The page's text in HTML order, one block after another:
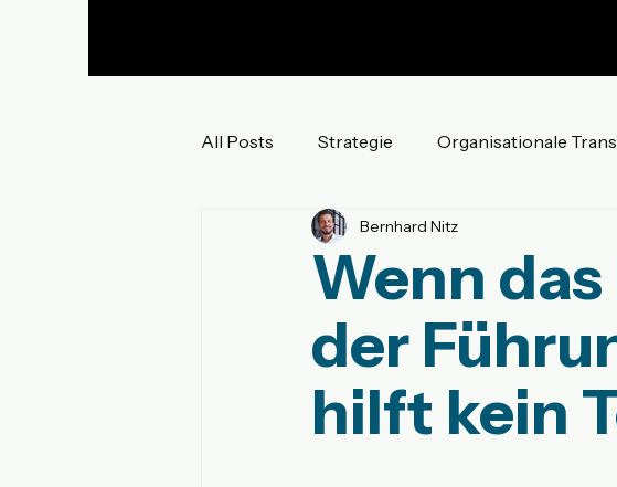
All Posts Strategie Organisationale
Innovation Mindset und Kultur
Wenn
der
hilft kein
Bernhard Nitz